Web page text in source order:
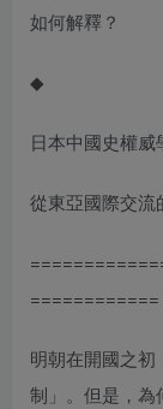
如何解釋？
◆
日本中國史權
從東亞國際交流
============
明朝在開國之
制」。但是，為